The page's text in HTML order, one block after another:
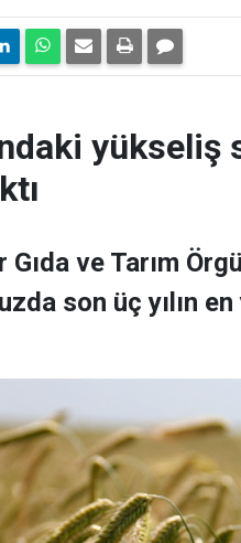
yükseliş
ve Tarım
son üç yılın